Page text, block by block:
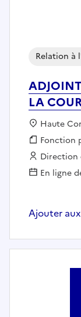
LA
Relation à
Haute
Fonction
Fonction
Direction
En ligne
Ajouter